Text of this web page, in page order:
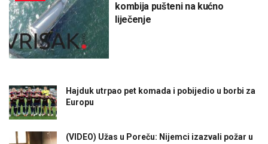
kombija pušteni na kućno
liječenje
Hajduk utrpao pet komada i pobijedio u borbi za
Europu
(VIDEO) Užas u Poreču: Nijemci izazvali požar u